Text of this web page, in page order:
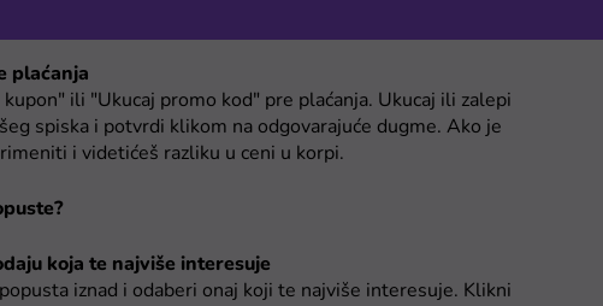
plaćanja
ili "Ukucaj promo kod" pre plaćanja. Ukucaj ili zalepi
spiska i potvrdi klikom na odgovarajuće dugme. Ako je
i videtićeš razliku u ceni u korpi.
koja te najviše interesuje
iznad i odaberi onaj koji te najviše interesuje. Klikni